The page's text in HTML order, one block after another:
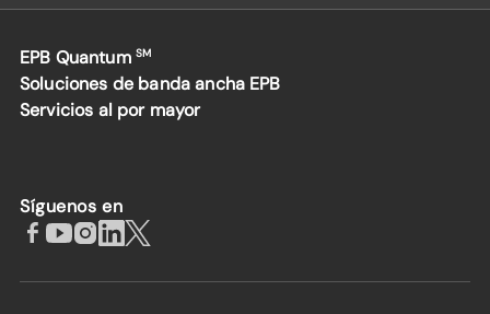
EPB Quantum SM
Soluciones de banda ancha EPB
Servicios al por mayor
Síguenos en